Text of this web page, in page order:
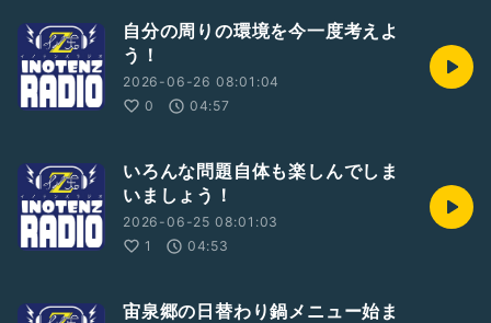
自分の周りの環境を今一度考えよ
う！
2026-06-26 08:01:04
0
04:57
いろんな問題自体も楽しんでしま
いましょう！
2026-06-25 08:01:03
1
04:53
宙泉郷の日替わり鍋メニュー始ま